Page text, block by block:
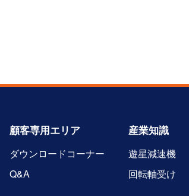
顧客専用エリア
ダウンロードコーナー
Q&A
産業知識
遊星減速機
回転軸受け